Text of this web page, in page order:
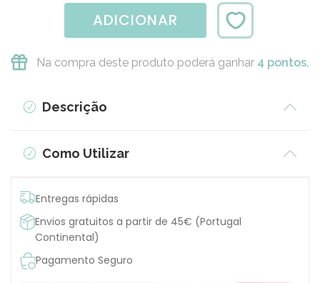
ADICIONAR
Na compra deste produto poderá ganhar 4 pontos.
Descrição
Como Utilizar
Entregas rápidas
Envios gratuitos a partir de 45€ (Portugal
Continental)
Pagamento Seguro